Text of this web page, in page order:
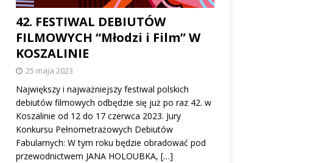
42. FESTIWAL DEBIUTÓW
FILMOWYCH “Młodzi i Film” W
KOSZALINIE
25 maja 2023
Największy i najważniejszy festiwal polskich
debiutów filmowych odbędzie się już po raz 42. w
Koszalinie od 12 do 17 czerwca 2023. Jury
Konkursu Pełnometrażowych Debiutów
Fabularnych: W tym roku będzie obradować pod
przewodnictwem JANA HOLOUBKA, […]